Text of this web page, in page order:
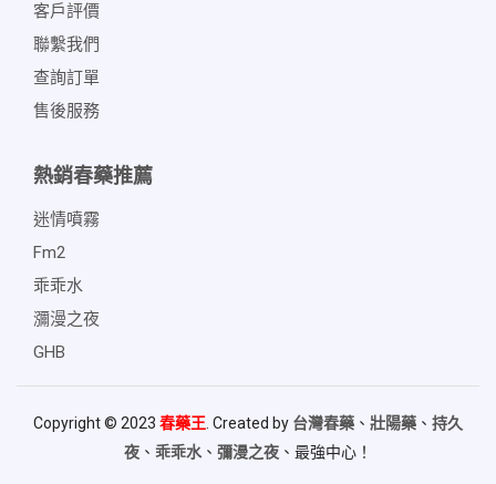
客戶評價
聯繫我們
查詢訂單
售後服務
熱銷春藥推薦
迷情噴霧
Fm2
乖乖水
瀰漫之夜
GHB
Copyright © 2023 春藥王. Created by 台灣春藥 、 壯陽藥 、 持久
夜 、 乖乖水、 彌漫之夜 、最強中心！